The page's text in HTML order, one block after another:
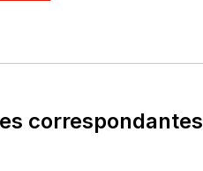
correspondantes